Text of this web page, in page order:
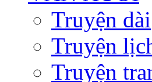
Truyện dài
Truyện
Truyện